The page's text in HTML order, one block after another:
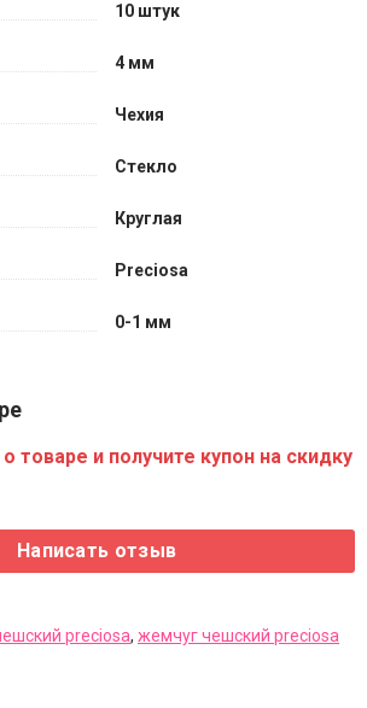
10 штук
4 мм
Чехия
Стекло
Круглая
Preciosa
0-1 мм
товаре и получите купон на скидку
preciosa, жемчуг чешский preciosa